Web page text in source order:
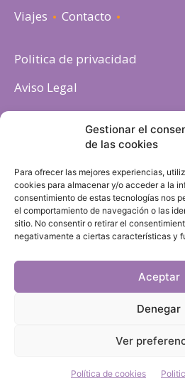
Gestionar el
de las cookies
Para ofrecer las mejores experiencias,
cookies para almacenar y/o acceder a la
consentimiento de estas tecnologías nos
el comportamiento de navegación o las
sitio. No consentir o retirar el
negativamente a ciertas características y
Aceptar
Denegar
Ver
Política de cookies
Viajes
Contacto
Politica de privacidad
Aviso Legal
Política de cookies